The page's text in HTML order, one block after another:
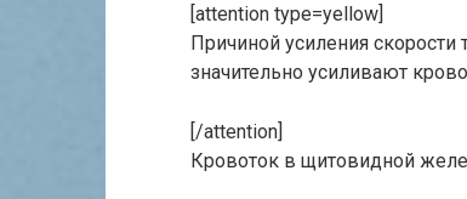
[attention type=yellow]
Причиной усиления
значительно усиливают
[/attention]
Кровоток в щитовидной